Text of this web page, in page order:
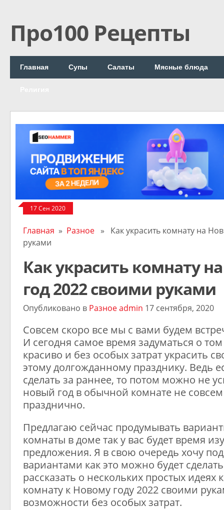
Про100 Рецепты
Главная Супы Салаты Мясные блюда
17 Сен 2020
Главная » Разное» Как украсить комнату на
руками
Как украсить комнату
год 2022 своими руками
Опубликовано в Разное admin 17 сентября, 2020
Совсем скоро все мы с вами будем
И сегодня самое время задуматься о
красиво и без особых затрат украсить
этому долгожданному празднику. Ведь
сделать за раннее, то потом можно не
новый год в обычной комнате не
празднично.
Предлагаю сейчас продумывать
комнаты в доме так у вас будет время
предложения. Я в свою очередь хочу
вариантами как это можно будет
рассказать о нескольких простых идеях
комнату к Новому году 2022 своими
возможности без особых затрат.